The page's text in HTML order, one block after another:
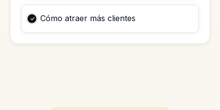
Cómo atraer más clientes